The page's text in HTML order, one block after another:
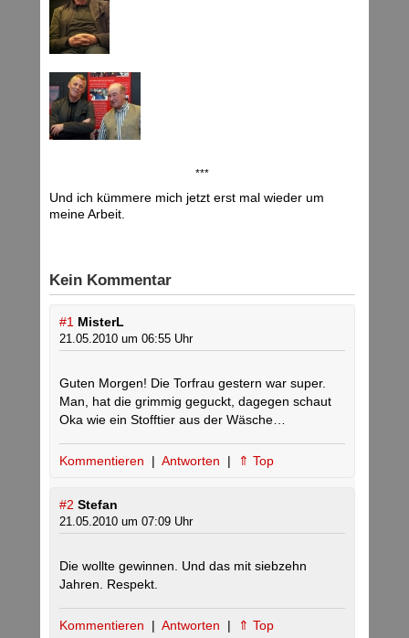
***
Und ich kümmere mich jetzt erst mal wieder um
meine Arbeit.
Kein Kommentar
#1 MisterL
21.05.2010 um 06:55 Uhr
Guten Morgen! Die Torfrau gestern war super.
Man, hat die grimmig geguckt, dagegen schaut
Oka wie ein Stofftier aus der Wäsche…
Kommentieren | Antworten | ⇑ Top
#2 Stefan
21.05.2010 um 07:09 Uhr
Die wollte gewinnen. Und das mit siebzehn
Jahren. Respekt.
Kommentieren | Antworten | ⇑ Top